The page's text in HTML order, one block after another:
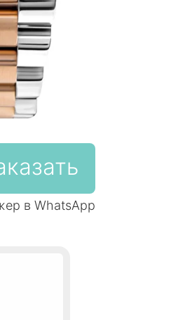
в WhatsApp